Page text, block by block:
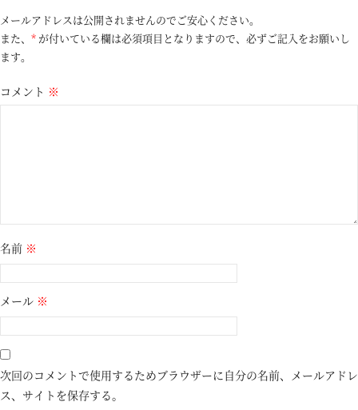
メールアドレスは公開されませんのでご安心ください。
また、 * が付いている欄は必須項目となりますので、必ずご記入をお願いし
ます。
コメント ※
名前 ※
メール ※
次回のコメントで使用するためブラウザーに自分の名前、メールアドレ
ス、サイトを保存する。